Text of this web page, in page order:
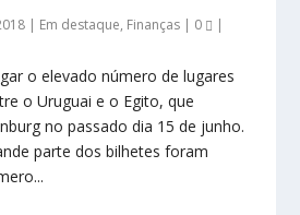
| Em destaque, Finanças | 0 |
o elevado número de lugares
o Uruguai e o Egito, que
no passado dia 15 de junho.
parte dos bilhetes foram